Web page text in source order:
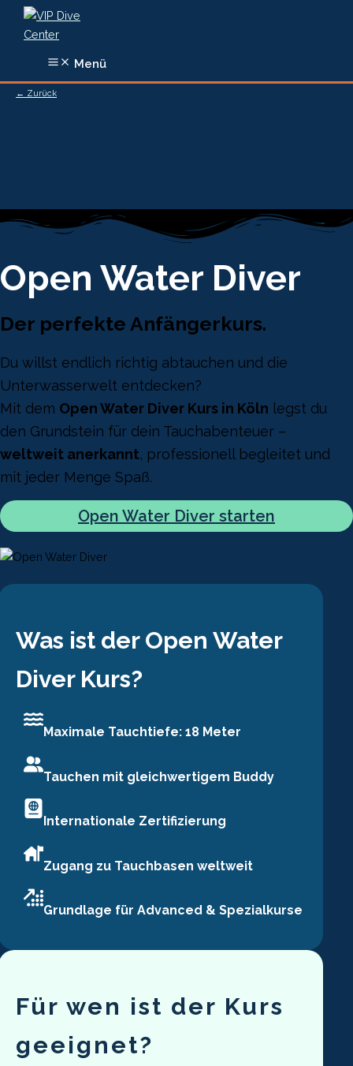
Zum
Inhalt
Menü
← Zurück
Open Water Diver
Der perfekte Anfängerkurs.
Du willst endlich richtig abtauchen und die
Unterwasserwelt entdecken?
Mit dem Open Water Diver Kurs in Köln legst du
den Grundstein für dein Tauchabenteuer –
weltweit anerkannt, professionell begleitet und
mit jeder Menge Spaß.
Open Water Diver starten
Was ist der Open Water
Diver Kurs?
Maximale Tauchtiefe: 18 Meter
Tauchen mit gleichwertigem Buddy
Internationale Zertifizierung
Zugang zu Tauchbasen weltweit
Grundlage für Advanced & Spezialkurse
Für wen ist der Kurs
geeignet?